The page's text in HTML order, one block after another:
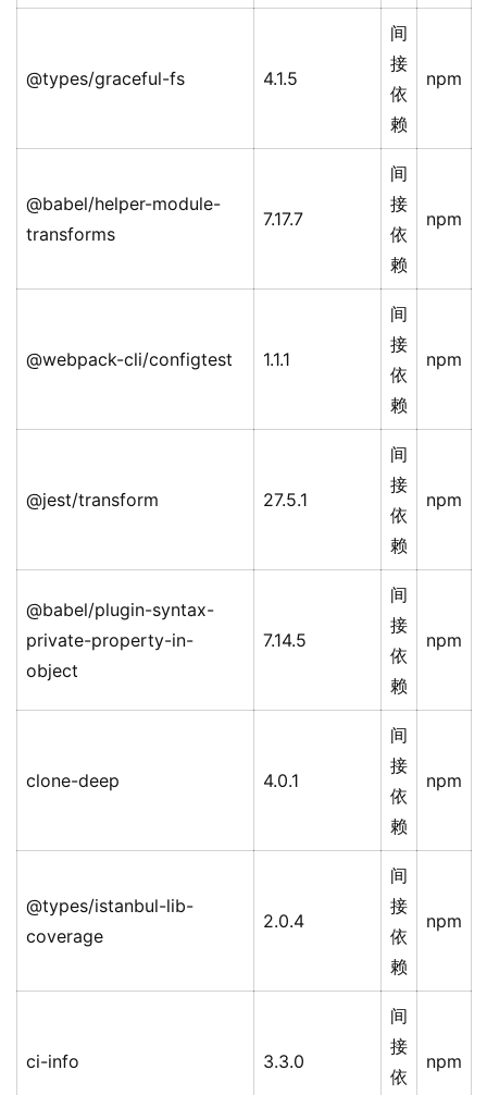
@types/graceful-fs 4.1.5
间
接
依
赖
npm
@babel/helper-module-
transforms
7.17.7
间
接
依
赖
npm
@webpack-cli/configtest 1.1.1
间
接
依
赖
npm
@jest/transform 27.5.1
间
接
依
赖
npm
@babel/plugin-syntax-
private-property-in-
object
7.14.5
间
接
依
赖
npm
clone-deep 4.0.1
间
接
依
赖
npm
@types/istanbul-lib-
coverage
2.0.4
间
接
依
赖
npm
ci-info 3.3.0
间
接
依
npm